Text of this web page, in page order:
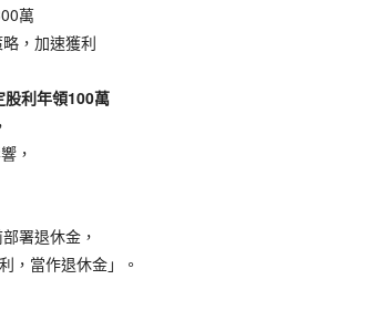
萬
，加速獲利
利年領100萬
，
署退休金，
當作退休金」。